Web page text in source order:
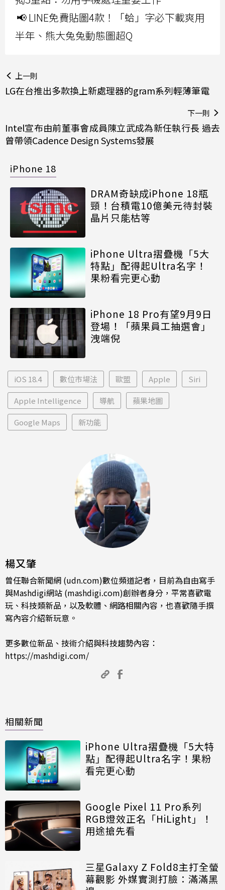
📢 LINE免費貼圖4款！「蛤」字必下載爽用
半年、熊大兔兔動態圖超Q
上一則
LG在台推出多款換上新處理器的gram系列輕薄筆電
下一則
Intel宣布由前董事會成員陳立武成為新任執行長 過去
曾帶領Cadence Design Systems發展
iPhone 18
DRAM奇缺成iPhone 18瓶
頸！台積電10億美元待封裝
晶片只能枯等
iPhone Ultra摺疊機「5大
特點」配得起Ultra名字！
果粉看完更心動
iPhone 18 Pro有望9月9日
登場！「蘋果員工抽選會」
洩端倪
iOS 18.4 數位市場法 歐盟 Apple Siri
Apple Intelligence 導航 蘋果地圖
Google Maps 新功能
楊又肇
曾任聯合新聞網 (udn.com)數位頻道記者，目前為自由寫手
與Mashdigi網站 (mashdigi.com)創辦者身分，平常喜歡電
玩、科技類新品，以及軟體、網路相關內容，也喜歡隨手撰
寫內容介紹新玩意。
更多數位新品、技術介紹與科技趨勢內容：
https://mashdigi.com/
相關新聞
iPhone Ultra摺疊機「5大特
點」配得起Ultra名字！果粉
看完更心動
Google Pixel 11 Pro系列
RGB燈效正名「HiLight」！
用途搶先看
三星Galaxy Z Fold8主打全螢
幕觀影 外媒實測打臉：滿滿黑